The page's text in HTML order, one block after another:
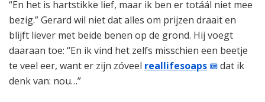
“En het is hartstikke lief, maar ik ben er totáál niet mee
bezig.” Gerard wil niet dat alles om prijzen draait en
blijft liever met beide benen op de grond. Hij voegt
daaraan toe: “En ik vind het zelfs misschien een beetje
te veel eer, want er zijn zóveel reallifesoaps
dat ik
denk van: nou…”